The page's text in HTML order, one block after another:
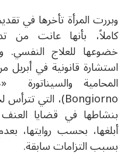
وبررت المرأة تأخرها في
كاملاً، بأنها عانت من
خضوعها للعلاج النفسي.
استشارة قانونية في
المحامية والسيناتورة
Bongiorno) ، التي تترأس
بنشاطها في قضايا
أبلغها، بحسب روايتها،
بسبب التزامات سابقة.